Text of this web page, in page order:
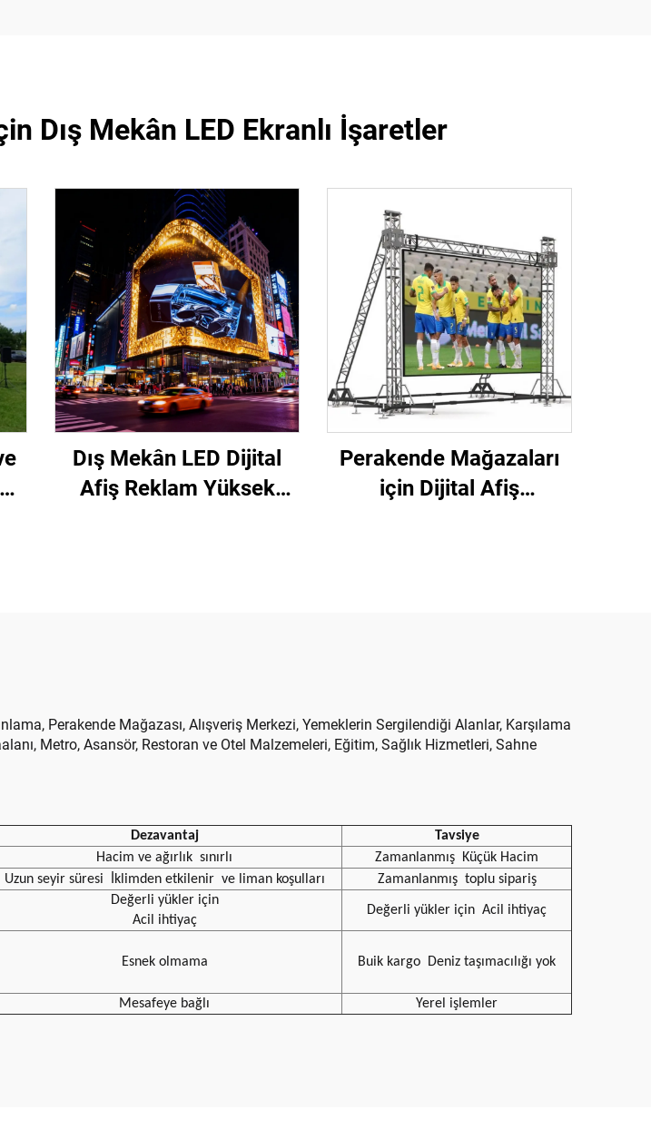
Dış Mekân LED Ekranlı İşaretler
Dış Mekân LED Dijital
Afiş Reklam Yüksek
Perakende Mağazaları
için Dijital Afiş
Perakende Mağazası, Alışveriş Merkezi, Yemeklerin Sergilendiği Alanlar, Karşılama
Metro, Asansör, Restoran ve Otel Malzemeleri, Eğitim, Sağlık Hizmetleri, Sahne
Dezavantaj
Tavsiye
Hacim ve ağırlık sınırlı Zamanlanmış
Küçük Hacim
Uzun seyir süresi İklimden etkilenir ve liman koşulları Zamanlanmış toplu sipariş
Değerli yükler için
Acil ihtiyaç
Değerli yükler için Acil ihtiyaç
Esnek olmama Buik kargo Deniz taşımacılığı yok
Mesafeye bağlı Yerel işlemler